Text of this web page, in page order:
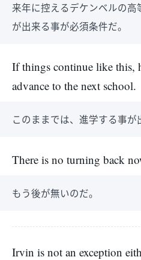
来年に控えるデケンベルの
が出来る事が必須条件だ。
If things continue like this,
advance to the next school.
このままでは、進学する事が
There is no turning back
もう後が無いのだ。
Irvin is not an exception